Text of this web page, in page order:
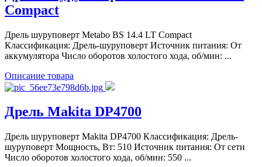
Compact
Дрель шуруповерт Metabo BS 14.4 LT Compact
Классификация: Дрель-шуруповерт Источник питания: От
аккумулятора Число оборотов холостого хода, об/мин: ...
Описание товара
Дрель Makita DP4700
Дрель шуруповерт Makita DP4700 Классификация: Дрель-
шуруповерт Мощность, Вт: 510 Источник питания: От сети
Число оборотов холостого хода, об/мин: 550 ...